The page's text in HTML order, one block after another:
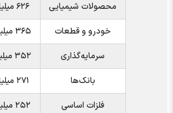
محصولات شیمیایی
۶۲۶ میلیارد تومان
خودرو و قطعات
۳۶۵ میلیارد تومان
سرمایه‌گذاری
۳۵۲ میلیارد تومان
بانک‌ها
۲۷۱ میلیارد تومان
فلزات اساسی
۲۵۲ میلیارد تومان